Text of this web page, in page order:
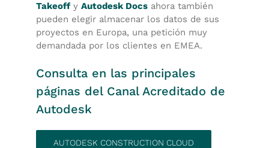
Takeoffy Autodesk Docs ahora también
pueden elegir almacenar los datos de sus
proyectos en Europa, una petición muy
demandada por los clientes en EMEA.
Consulta en las principales
páginas del Canal Acreditado de
Autodesk
AUTODESK CONSTRUCTION CLOUD